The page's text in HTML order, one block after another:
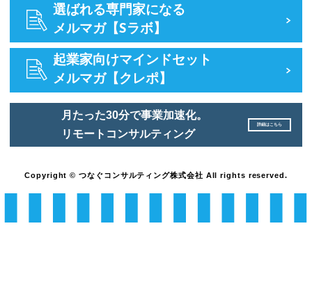
選ばれる専門家になる
メルマガ【Sラボ】
起業家向けマインドセット
メルマガ【クレポ】
月たった30分で事業加速化。
リモートコンサルティング
詳細はこちら
Copyright © つなぐコンサルティング株式会社 All rights reserved.